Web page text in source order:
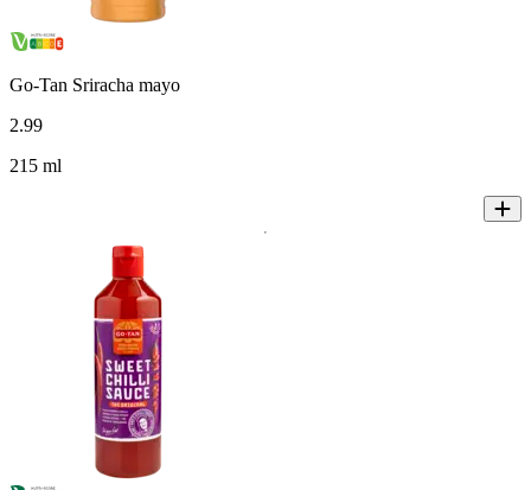
Go-Tan Sriracha mayo
2.99
215 ml